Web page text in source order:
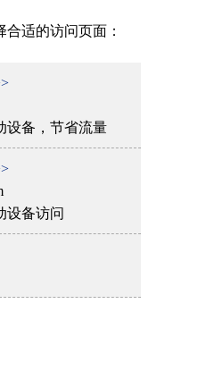
适的访问页面：
设备，节省流量
设备访问